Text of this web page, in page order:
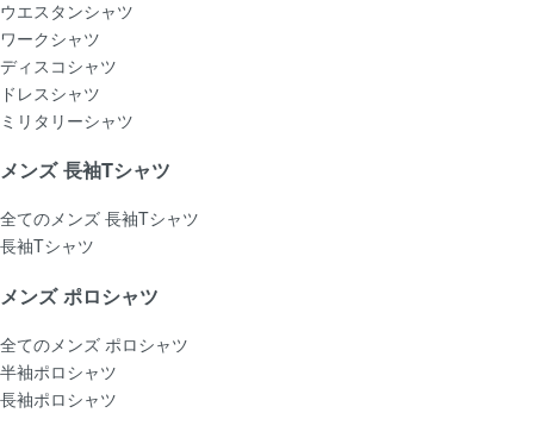
ウエスタンシャツ
ワークシャツ
ディスコシャツ
ドレスシャツ
ミリタリーシャツ
メンズ 長袖Tシャツ
全てのメンズ 長袖Tシャツ
長袖Tシャツ
メンズ ポロシャツ
全てのメンズ ポロシャツ
半袖ポロシャツ
長袖ポロシャツ